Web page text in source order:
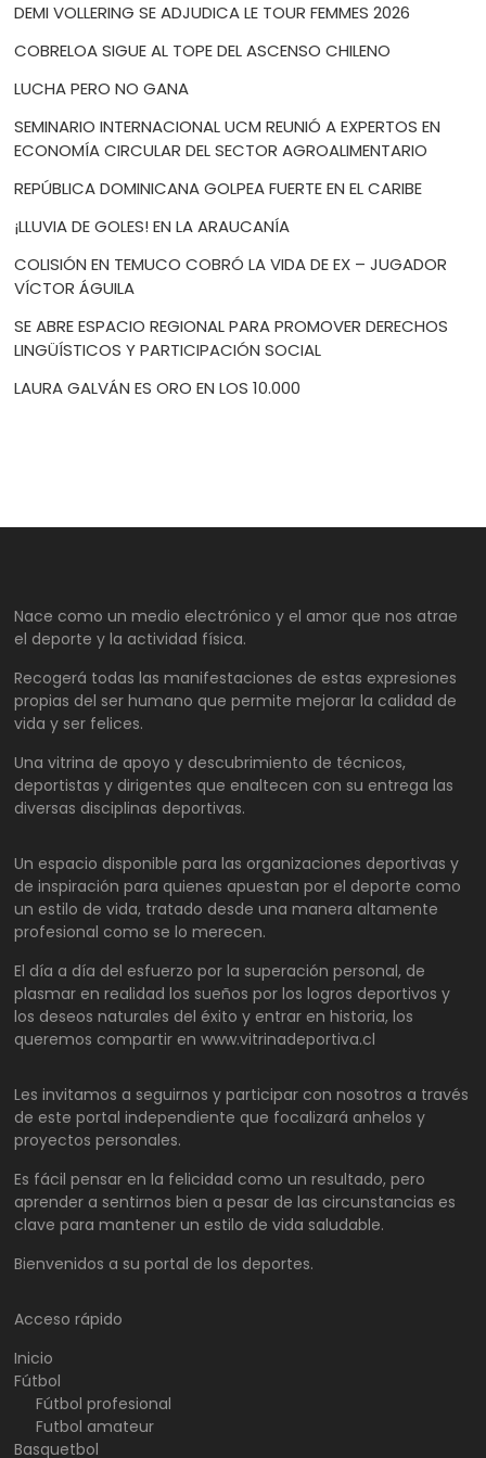
DEMI VOLLERING SE ADJUDICA LE TOUR FEMMES 2026
COBRELOA SIGUE AL TOPE DEL ASCENSO CHILENO
LUCHA PERO NO GANA
SEMINARIO INTERNACIONAL UCM REUNIÓ A EXPERTOS EN
ECONOMÍA CIRCULAR DEL SECTOR AGROALIMENTARIO
REPÚBLICA DOMINICANA GOLPEA FUERTE EN EL CARIBE
¡LLUVIA DE GOLES! EN LA ARAUCANÍA
COLISIÓN EN TEMUCO COBRÓ LA VIDA DE EX – JUGADOR
VÍCTOR ÁGUILA
SE ABRE ESPACIO REGIONAL PARA PROMOVER DERECHOS
LINGÜÍSTICOS Y PARTICIPACIÓN SOCIAL
LAURA GALVÁN ES ORO EN LOS 10.000
Nace como un medio electrónico y el amor que nos atrae
el deporte y la actividad física.
Recogerá todas las manifestaciones de estas expresiones
propias del ser humano que permite mejorar la calidad de
vida y ser felices.
Una vitrina de apoyo y descubrimiento de técnicos,
deportistas y dirigentes que enaltecen con su entrega las
diversas disciplinas deportivas.
Un espacio disponible para las organizaciones deportivas y
de inspiración para quienes apuestan por el deporte como
un estilo de vida, tratado desde una manera altamente
profesional como se lo merecen.
El día a día del esfuerzo por la superación personal, de
plasmar en realidad los sueños por los logros deportivos y
los deseos naturales del éxito y entrar en historia, los
queremos compartir en www.vitrinadeportiva.cl
Les invitamos a seguirnos y participar con nosotros a través
de este portal independiente que focalizará anhelos y
proyectos personales.
Es fácil pensar en la felicidad como un resultado, pero
aprender a sentirnos bien a pesar de las circunstancias es
clave para mantener un estilo de vida saludable.
Bienvenidos a su portal de los deportes.
Acceso rápido
Inicio
Fútbol
Fútbol profesional
Futbol amateur
Basquetbol